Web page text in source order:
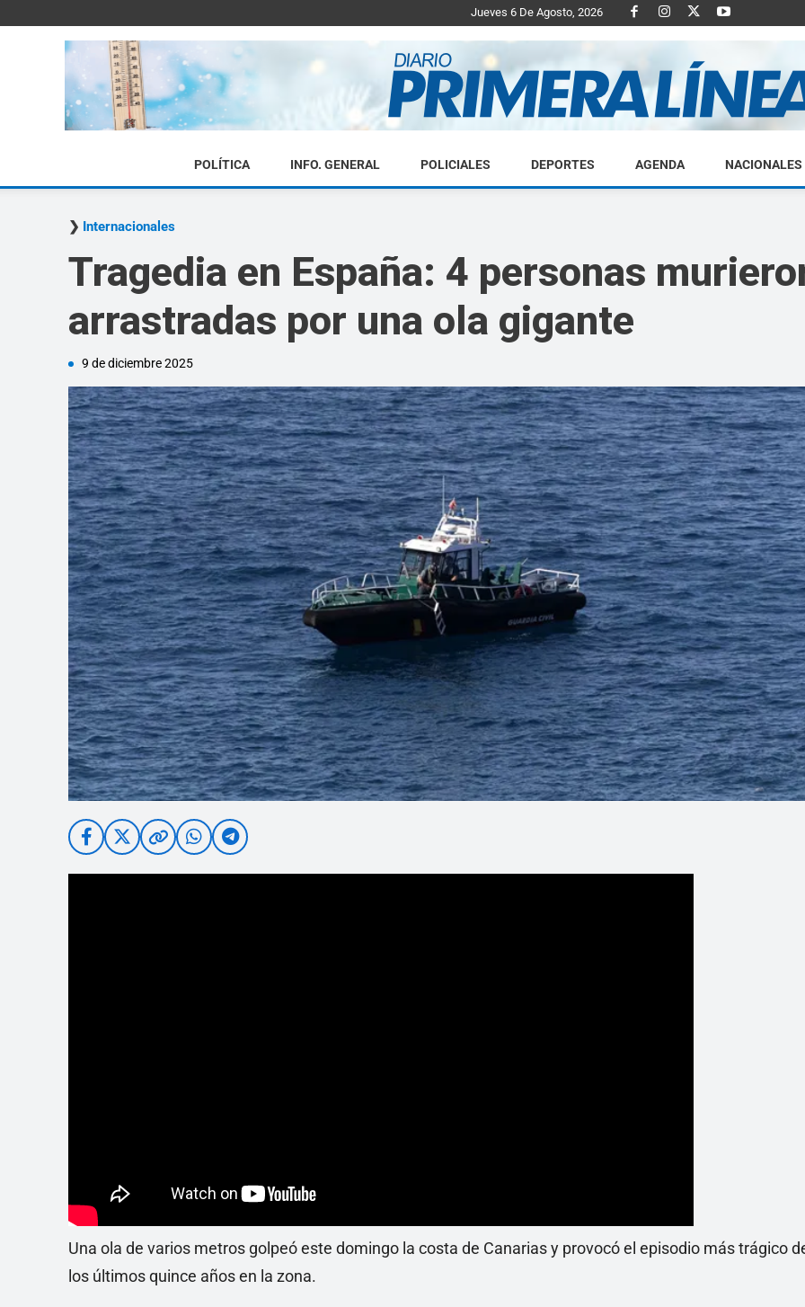
Jueves 6 De Agosto, 2026
Diario
Primera
Linea
POLÍTICA INFO. GENERAL POLICIALES DEPORTES AGENDA NACIONALES
Internacionales
Tragedia en España: 4 personas
arrastradas por una ola gigante
9 de diciembre 2025
Una ola de varios metros golpeó este domingo la costa de Canarias y provocó el episodio más trágico
los últimos quince años en la zona.